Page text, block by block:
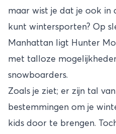
maar wist je dat je ook in
kunt wintersporten? Op
Manhattan ligt Hunter
met talloze
snowboarders.
Zoals je ziet; er zijn tal
bestemmingen om je
kids door te brengen.